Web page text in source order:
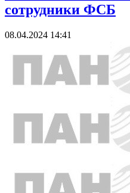
сотрудники ФСБ
08.04.2024 14:41